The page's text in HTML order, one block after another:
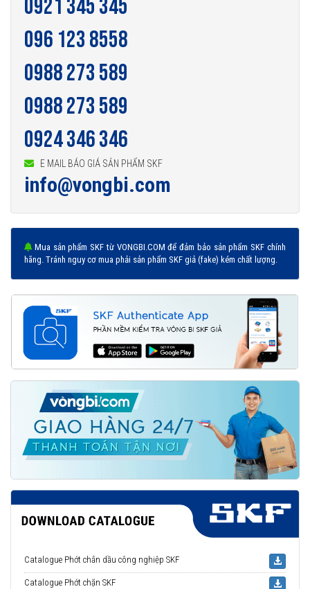
0921 345 345
096 123 8558
0988 273 589
0988 273 589
0924 346 346
E MAIL BÁO GIÁ SẢN PHẨM SKF
info@vongbi.com
Mua sản phẩm SKF từ VONGBI.COM để đảm bảo sản phẩm SKF chính
hãng. Tránh nguy cơ mua phải sản phẩm SKF giả (fake) kém chất lượng.
Catalogue Phớt chắn dầu công nghiệp SKF
Catalogue Phớt chặn SKF